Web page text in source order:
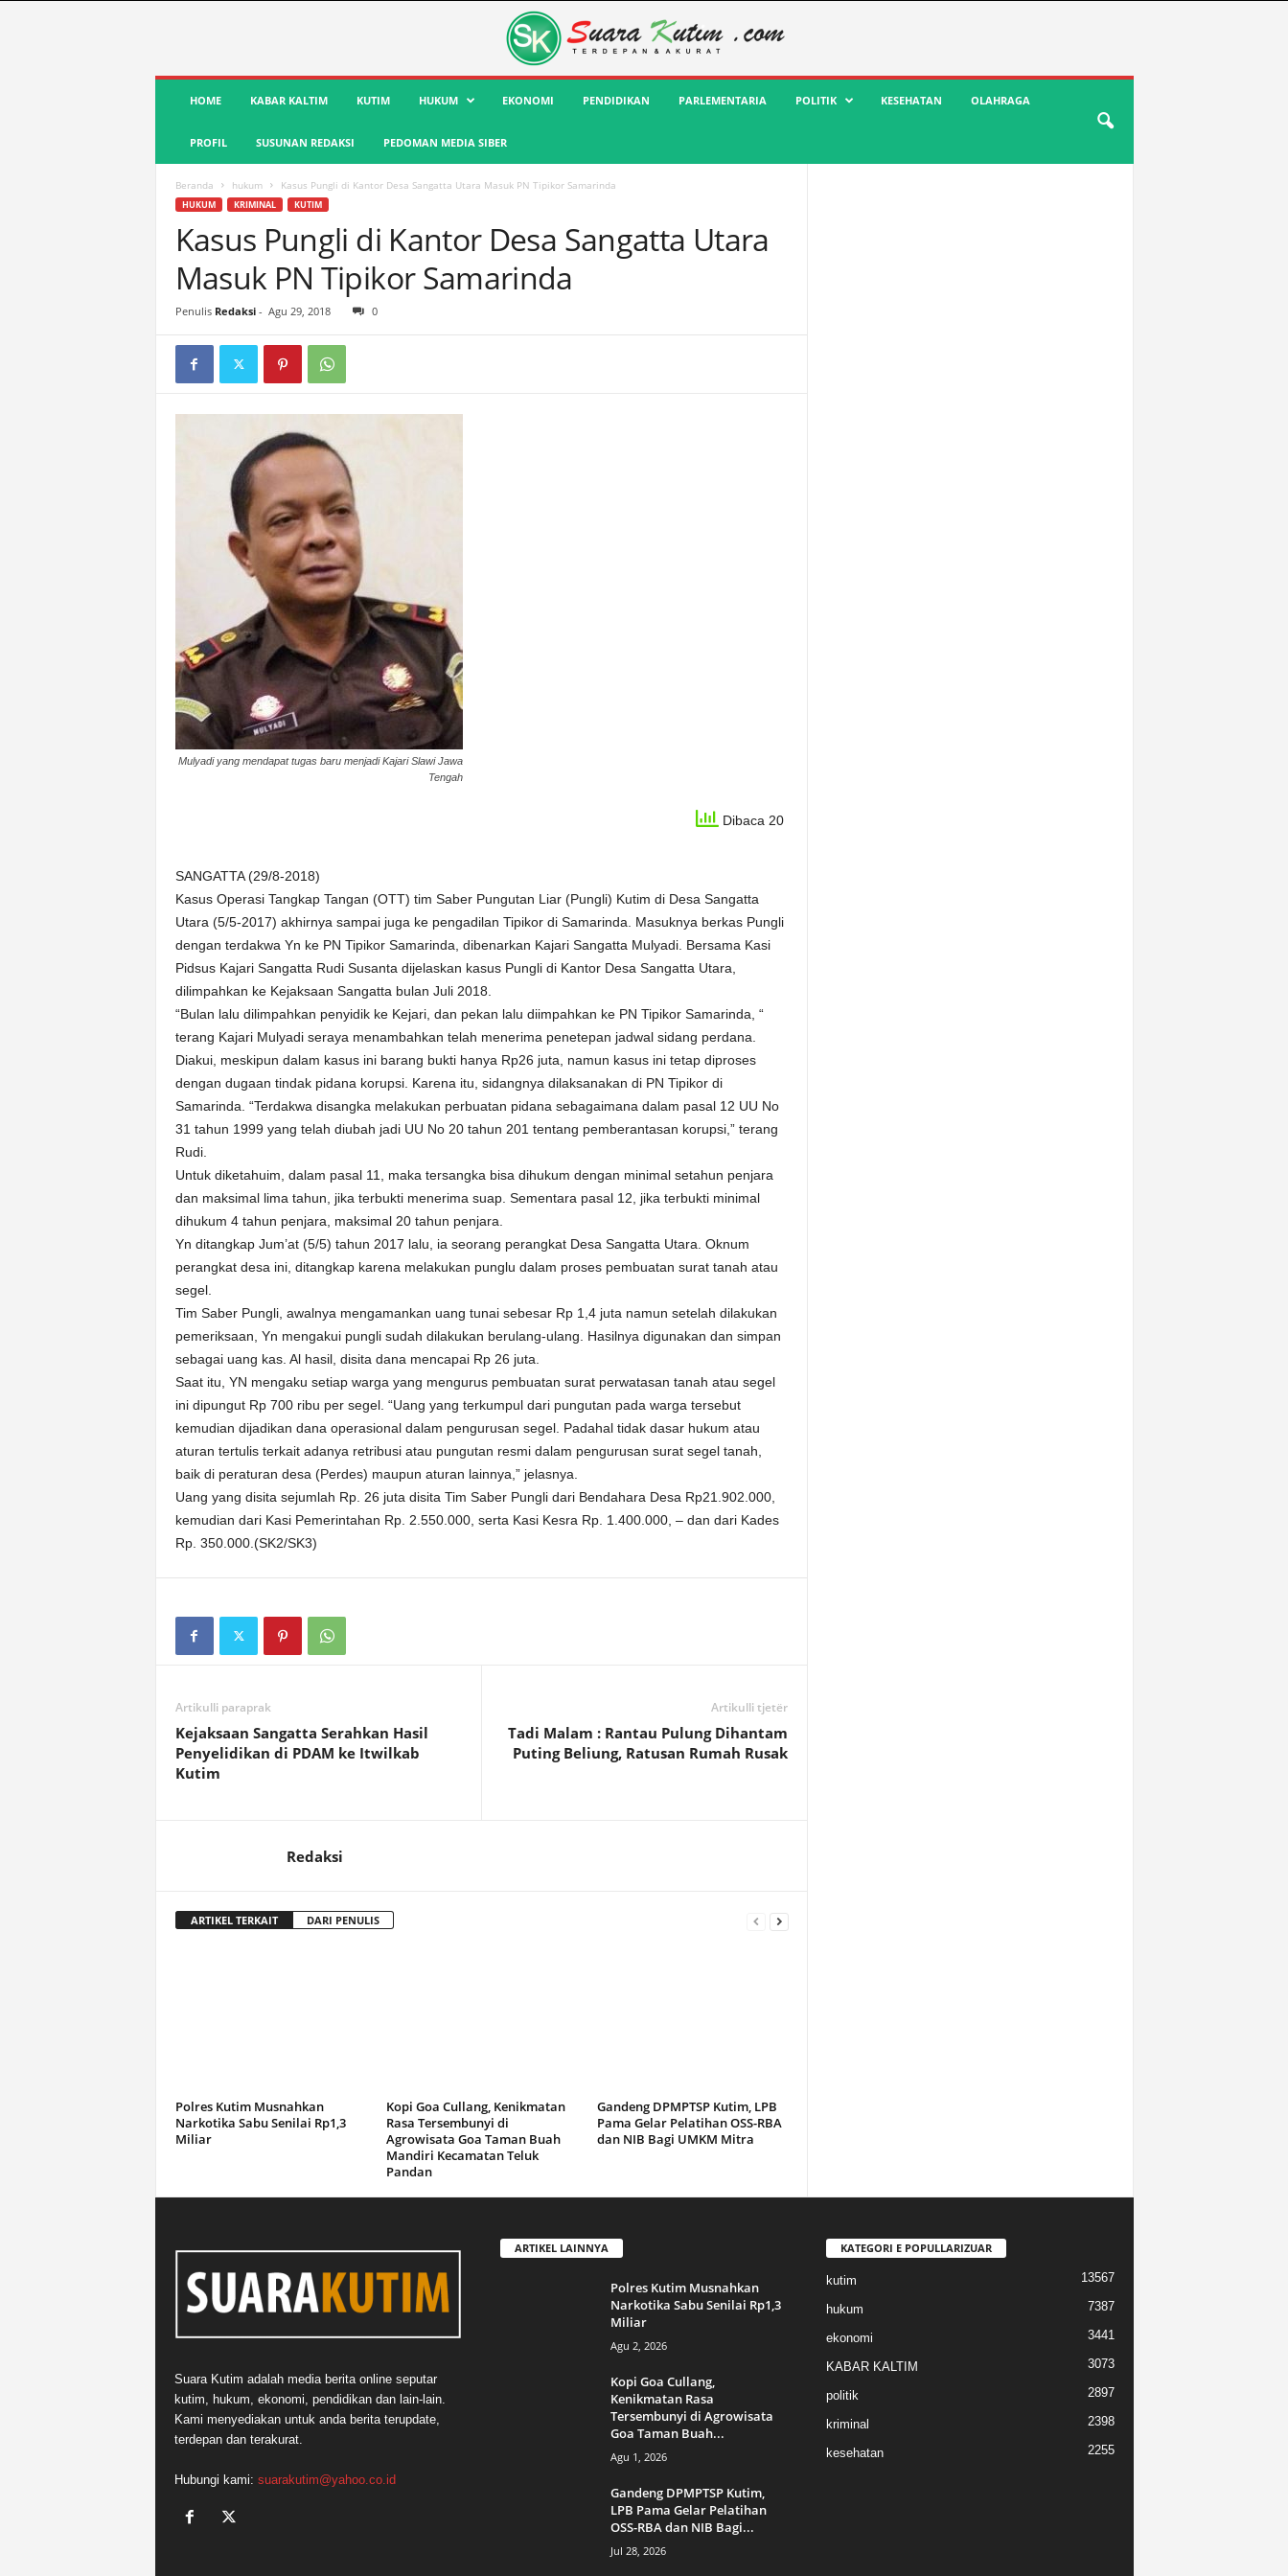
a
HOME KABAR KALTIM KUTIM HUKUM EKONOMI PENDIDIKAN PARLEMENTARIA POLITIK KESEHATAN OLAHRAGA
PROFIL SUSUNAN REDAKSI PEDOMAN MEDIA SIBER
Beranda hukum Kasus Pungli di Kantor Desa Sangatta Utara Masuk PN Tipikor Samarinda
HUKUM KRIMINAL KUTIM
Kasus Pungli di Kantor Desa Sangatta Utara
Masuk PN Tipikor Samarinda
Penulis Redaksi- Agu 29, 2018 0
Mulyadi yang mendapat tugas baru menjadi Kajari Slawi Jawa
Tengah
Dibaca 20
SANGATTA (29/8-2018)
Kasus Operasi Tangkap Tangan (OTT) tim Saber Pungutan Liar (Pungli) Kutim di Desa Sangatta
Utara (5/5-2017) akhirnya sampai juga ke pengadilan Tipikor di Samarinda. Masuknya berkas Pungli
dengan terdakwa Yn ke PN Tipikor Samarinda, dibenarkan Kajari Sangatta Mulyadi. Bersama Kasi
Pidsus Kajari Sangatta Rudi Susanta dijelaskan kasus Pungli di Kantor Desa Sangatta Utara,
dilimpahkan ke Kejaksaan Sangatta bulan Juli 2018.
“Bulan lalu dilimpahkan penyidik ke Kejari, dan pekan lalu diimpahkan ke PN Tipikor Samarinda, “
terang Kajari Mulyadi seraya menambahkan telah menerima penetepan jadwal sidang perdana.
Diakui, meskipun dalam kasus ini barang bukti hanya Rp26 juta, namun kasus ini tetap diproses
dengan dugaan tindak pidana korupsi. Karena itu, sidangnya dilaksanakan di PN Tipikor di
Samarinda. “Terdakwa disangka melakukan perbuatan pidana sebagaimana dalam pasal 12 UU No
31 tahun 1999 yang telah diubah jadi UU No 20 tahun 201 tentang pemberantasan korupsi,” terang
Rudi.
Untuk diketahuim, dalam pasal 11, maka tersangka bisa dihukum dengan minimal setahun penjara
dan maksimal lima tahun, jika terbukti menerima suap. Sementara pasal 12, jika terbukti minimal
dihukum 4 tahun penjara, maksimal 20 tahun penjara.
Yn ditangkap Jum’at (5/5) tahun 2017 lalu, ia seorang perangkat Desa Sangatta Utara. Oknum
perangkat desa ini, ditangkap karena melakukan punglu dalam proses pembuatan surat tanah atau
segel.
Tim Saber Pungli, awalnya mengamankan uang tunai sebesar Rp 1,4 juta namun setelah dilakukan
pemeriksaan, Yn mengakui pungli sudah dilakukan berulang-ulang. Hasilnya digunakan dan simpan
sebagai uang kas. Al hasil, disita dana mencapai Rp 26 juta.
Saat itu, YN mengaku setiap warga yang mengurus pembuatan surat perwatasan tanah atau segel
ini dipungut Rp 700 ribu per segel. “Uang yang terkumpul dari pungutan pada warga tersebut
kemudian dijadikan dana operasional dalam pengurusan segel. Padahal tidak dasar hukum atau
aturan tertulis terkait adanya retribusi atau pungutan resmi dalam pengurusan surat segel tanah,
baik di peraturan desa (Perdes) maupun aturan lainnya,” jelasnya.
Uang yang disita sejumlah Rp. 26 juta disita Tim Saber Pungli dari Bendahara Desa Rp21.902.000,
kemudian dari Kasi Pemerintahan Rp. 2.550.000, serta Kasi Kesra Rp. 1.400.000, – dan dari Kades
Rp. 350.000.(SK2/SK3)
Artikulli paraprak
Kejaksaan Sangatta Serahkan Hasil
Penyelidikan di PDAM ke Itwilkab
Kutim
Artikulli tjetër
Tadi Malam : Rantau Pulung Dihantam
Puting Beliung, Ratusan Rumah Rusak
Redaksi
ARTIKEL TERKAIT DARI PENULIS
Polres Kutim Musnahkan
Narkotika Sabu Senilai Rp1,3
Miliar
Kopi Goa Cullang, Kenikmatan
Rasa Tersembunyi di
Agrowisata Goa Taman Buah
Mandiri Kecamatan Teluk
Pandan
Gandeng DPMPTSP Kutim, LPB
Pama Gelar Pelatihan OSS-RBA
dan NIB Bagi UMKM Mitra
Suara Kutim adalah media berita online seputar
kutim, hukum, ekonomi, pendidikan dan lain-lain.
Kami menyediakan untuk anda berita terupdate,
terdepan dan terakurat.
Hubungi kami: suarakutim@yahoo.co.id
ARTIKEL LAINNYA
Polres Kutim Musnahkan
Narkotika Sabu Senilai Rp1,3
Miliar
Agu 2, 2026
Kopi Goa Cullang,
Kenikmatan Rasa
Tersembunyi di Agrowisata
Goa Taman Buah...
Agu 1, 2026
Gandeng DPMPTSP Kutim,
LPB Pama Gelar Pelatihan
OSS-RBA dan NIB Bagi...
Jul 28, 2026
KATEGORI E POPULLARIZUAR
kutim 13567
hukum 7387
ekonomi 3441
KABAR KALTIM 3073
politik 2897
kriminal 2398
kesehatan 2255